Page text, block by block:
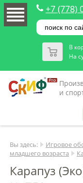
+7 (778)
В
На
и
Вы здесь: Игровое
младшего возраста
Карапуз